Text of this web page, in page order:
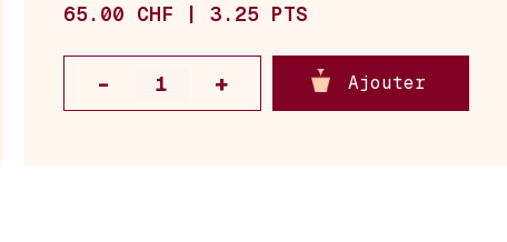
65.00 CHF | 3.25 PTS
Ajouter